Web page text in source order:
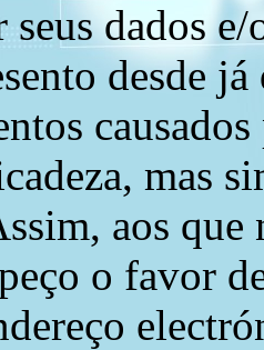
dados
desde
mas
aos
o favor